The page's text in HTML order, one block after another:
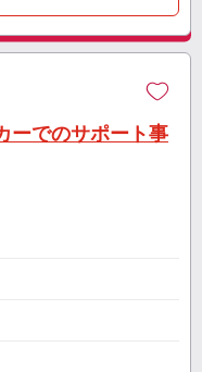
ーでのサポート事